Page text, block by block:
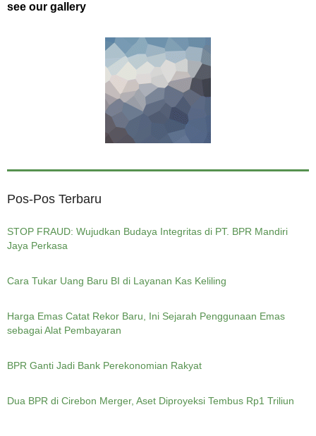
see our gallery
Pos-Pos Terbaru
STOP FRAUD: Wujudkan Budaya Integritas di PT. BPR Mandiri
Jaya Perkasa
Cara Tukar Uang Baru BI di Layanan Kas Keliling
Harga Emas Catat Rekor Baru, Ini Sejarah Penggunaan Emas
sebagai Alat Pembayaran
BPR Ganti Jadi Bank Perekonomian Rakyat
Dua BPR di Cirebon Merger, Aset Diproyeksi Tembus Rp1 Triliun